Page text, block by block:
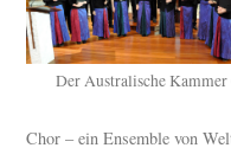
Der Australische
Chor – ein Ensemble von